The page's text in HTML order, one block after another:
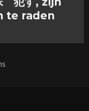
te raden